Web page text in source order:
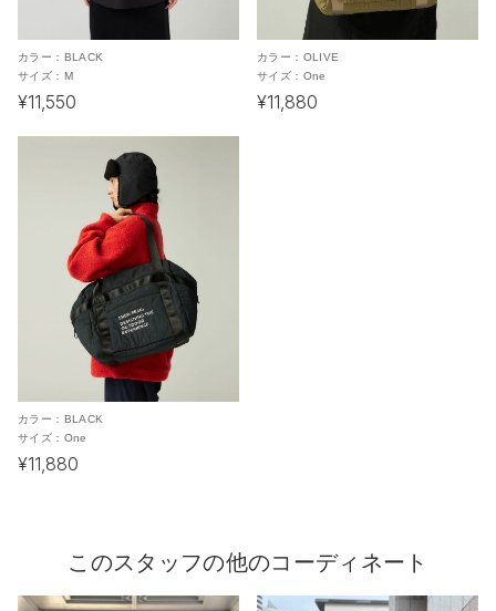
カラー： BLACK
サイズ： M
¥11,550
カラー： OLIVE
サイズ： One
¥11,880
カラー： BLACK
サイズ： One
¥11,880
このスタッフの他のコーディネート